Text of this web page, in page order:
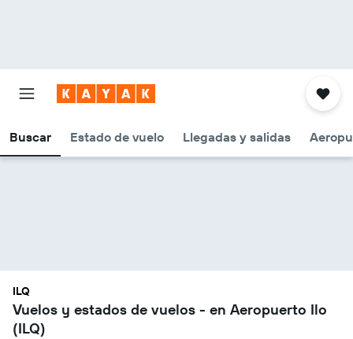
Buscar Estado de vuelo Llegadas y salidas
ILQ
Vuelos y estados de vuelos - en Aeropuerto Ilo
(ILQ)